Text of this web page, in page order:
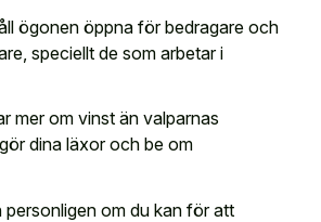
ögonen öppna för bedragare och
speciellt de som arbetar i
mer om vinst än valparnas
dina läxor och be om
om du kan för att